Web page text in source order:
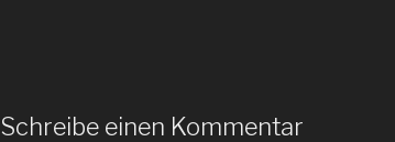
Schreibe einen Kommentar